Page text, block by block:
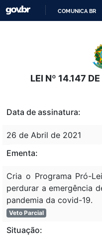
COMUNICA BR
LEI Nº 14.147
Data de assinatura:
26 de Abril de 2021
Ementa:
Cria o Programa Pró-
perdurar a emergência
pandemia da covid-19.
Veto Parcial
Situação: